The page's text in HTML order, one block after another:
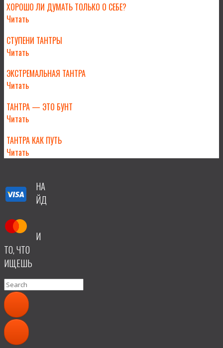
ХОРОШО ЛИ ДУМАТЬ ТОЛЬКО О СЕБЕ?
Читать
СТУПЕНИ ТАНТРЫ
Читать
ЭКСТРЕМАЛЬНАЯ ТАНТРА
Читать
ТАНТРА — ЭТО БУНТ
Читать
ТАНТРА КАК ПУТЬ
Читать
НА
ЙД
И
ТО, ЧТО
ИЩЕШЬ
Search
for: